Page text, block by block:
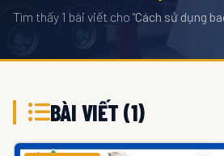
Tìm thấy 1 bài viết cho "Cách sử dụng
BÀI VIẾT (1)